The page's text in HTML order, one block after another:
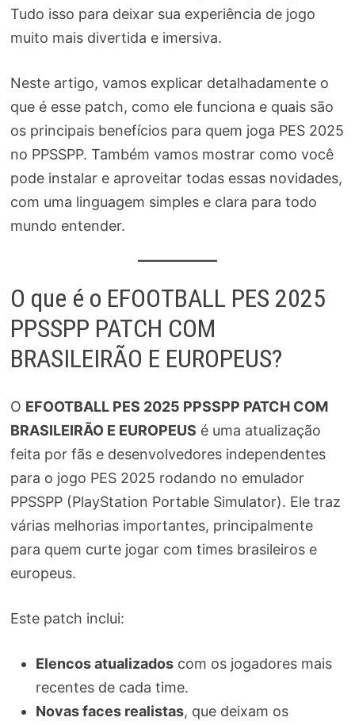
Tudo isso para deixar sua experiência de jogo
muito mais divertida e imersiva.
Neste artigo, vamos explicar detalhadamente o
que é esse patch, como ele funciona e quais são
os principais benefícios para quem joga PES 2025
no PPSSPP. Também vamos mostrar como você
pode instalar e aproveitar todas essas novidades,
com uma linguagem simples e clara para todo
mundo entender.
O que é o EFOOTBALL PES 2025
PPSSPP PATCH COM
BRASILEIRÃO E EUROPEUS?
O EFOOTBALL PES 2025 PPSSPP PATCH COM
BRASILEIRÃO E EUROPEUS é uma atualização
feita por fãs e desenvolvedores independentes
para o jogo PES 2025 rodando no emulador
PPSSPP (PlayStation Portable Simulator). Ele traz
várias melhorias importantes, principalmente
para quem curte jogar com times brasileiros e
europeus.
Este patch inclui:
Elencos atualizadoscom os jogadores mais
recentes de cada time.
Novas faces realistas, que deixam os